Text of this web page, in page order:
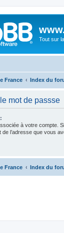
Tout sur
France Index du
mot de passse
à votre compte.
de l’adresse que vous
France Index du